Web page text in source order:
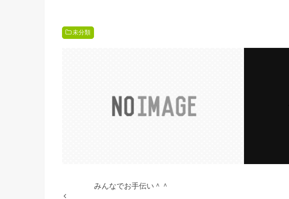
未分類
みんなでお手伝い＾＾